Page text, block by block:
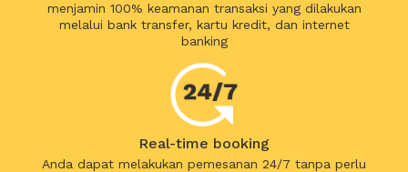
menjamin 100% keamanan transaksi yang dilakukan
melalui bank transfer, kartu kredit, dan internet
banking
Real-time booking
Anda dapat melakukan pemesanan 24/7 tanpa perlu